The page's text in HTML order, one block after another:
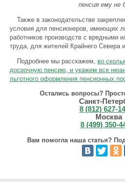
пенсия ему не
Также в законодательстве
условия для пенсионеров, имеющих
работников производств с вредными
труда, для жителей Крайнего Севера
Подробнее мы расскажем, во
досрочную пенсию, и укажем все
льготного оформления пенсионных
Остались вопросы?
Санкт-
8 (812) 627-
Москва
8 (499) 350-
Вам помогла наша статья?